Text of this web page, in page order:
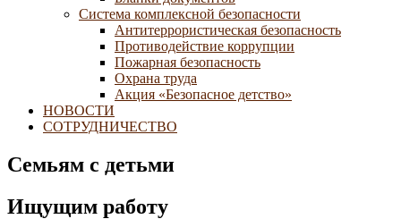
Система комплексной безопасности
Антитеррористическая безопасность
Противодействие коррупции
Пожарная безопасность
Охрана труда
Акция «Безопасное детство»
НОВОСТИ
СОТРУДНИЧЕСТВО
Семьям с детьми
Ищущим работу